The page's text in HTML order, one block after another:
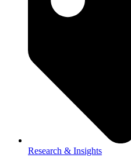
Research & Insights